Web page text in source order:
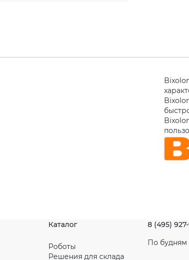
Каталог
Роботы
Решения для склада
8 (495)
По будням